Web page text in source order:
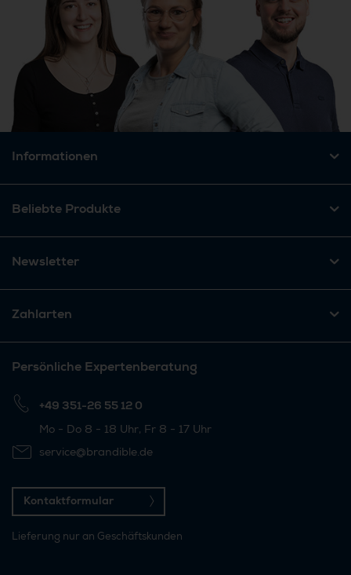
Informationen
Beliebte Produkte
Newsletter
Zahlarten
Persönliche Expertenberatung
+49 351-26 55 12 0
Mo - Do 8 - 18 Uhr, Fr 8 - 17 Uhr
service@brandible.de
Kontaktformular
Lieferung nur an Geschäftskunden